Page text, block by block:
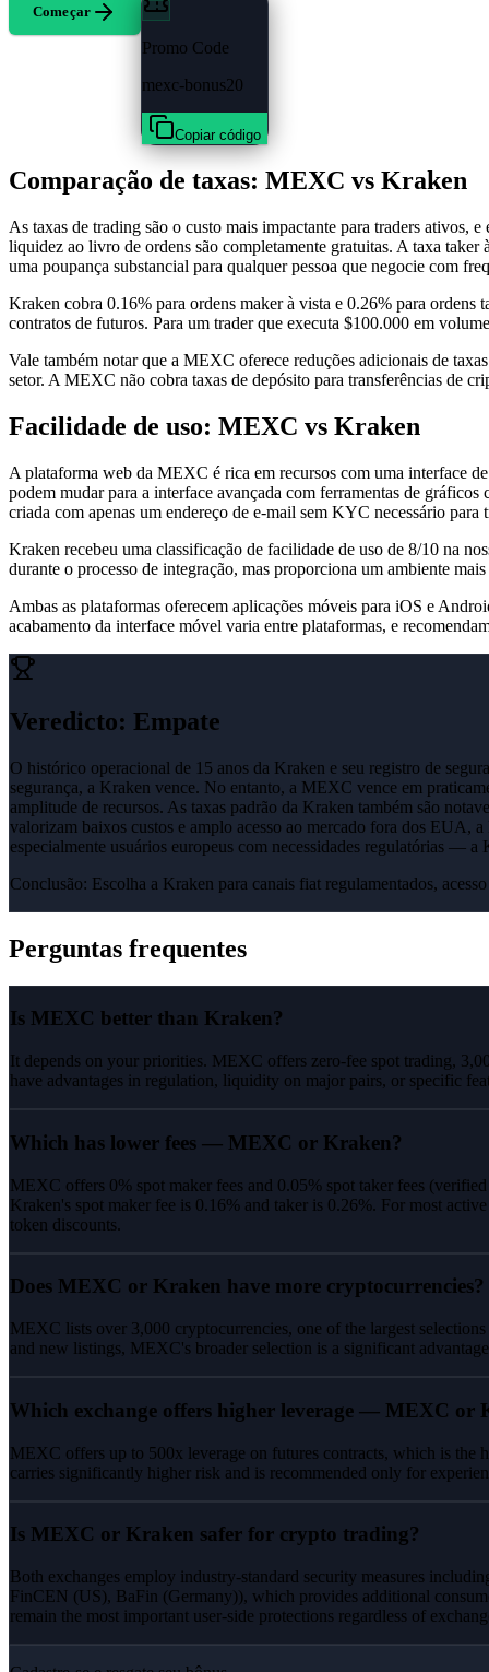
Começar
Promo Code
mexc-bonus20
Copiar código
Comparação de taxas: MEXC vs Kraken
As taxas de trading são o custo mais impactante para traders
liquidez ao livro de ordens são completamente gratuitas. A taxa taker
uma poupança substancial para qualquer pessoa que negocie com
Kraken cobra 0.16% para ordens maker à vista e 0.26% para
contratos de futuros. Para um trader que executa $100.000 em
Vale também notar que a MEXC oferece reduções adicionais de
setor. A MEXC não cobra taxas de depósito para transferências de
Facilidade de uso: MEXC vs Kraken
A plataforma web da MEXC é rica em recursos com uma interface
podem mudar para a interface avançada com ferramentas de
criada com apenas um endereço de e-mail sem KYC necessário
Kraken recebeu uma classificação de facilidade de uso de 8/10 na
durante o processo de integração, mas proporciona um ambiente
Ambas as plataformas oferecem aplicações móveis para iOS e
acabamento da interface móvel varia entre plataformas, e
Veredicto: Empate
O histórico operacional de 15 anos da Kraken e seu registro de
segurança, a Kraken vence. No entanto, a MEXC vence em
amplitude de recursos. As taxas padrão da Kraken também são
valorizam baixos custos e amplo acesso ao mercado fora dos
especialmente usuários europeus com necessidades regulatórias — a
Conclusão: Escolha a Kraken para canais fiat regulamentados,
Perguntas frequentes
Is MEXC better than Kraken?
It depends on your priorities. MEXC offers zero-fee spot trading,
have advantages in regulation, liquidity on major pairs, or specific
Which has lower fees — MEXC or Kraken?
MEXC offers 0% spot maker fees and 0.05% spot taker fees
Kraken's spot maker fee is 0.16% and taker is 0.26%. For most
token discounts.
Does MEXC or Kraken have more cryptocurrencies?
MEXC lists over 3,000 cryptocurrencies, one of the largest
and new listings, MEXC's broader selection is a significant
Which exchange offers higher leverage — MEXC or
MEXC offers up to 500x leverage on futures contracts, which is the
carries significantly higher risk and is recommended only for
Is MEXC or Kraken safer for crypto trading?
Both exchanges employ industry-standard security measures
FinCEN (US), BaFin (Germany)), which provides additional
remain the most important user-side protections regardless of